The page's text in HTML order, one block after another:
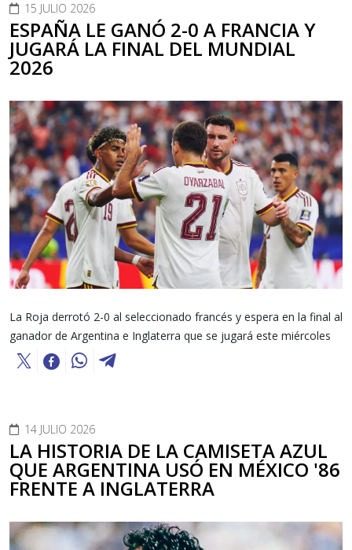
15 JULIO 2026
ESPAÑA LE GANÓ 2-0 A FRANCIA Y
JUGARÁ LA FINAL DEL MUNDIAL
2026
La Roja derrotó 2-0 al seleccionado francés y espera en la final al
ganador de Argentina e Inglaterra que se jugará este miércoles
14 JULIO 2026
LA HISTORIA DE LA CAMISETA AZUL
QUE ARGENTINA USÓ EN MÉXICO '86
FRENTE A INGLATERRA